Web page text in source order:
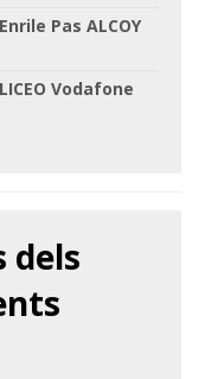
Enrile Pas ALCOY
LICEO Vodafone
dels